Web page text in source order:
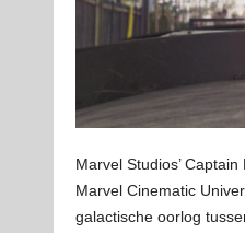
Marvel Studios’
Marvel Cinematic
galactische oorlog